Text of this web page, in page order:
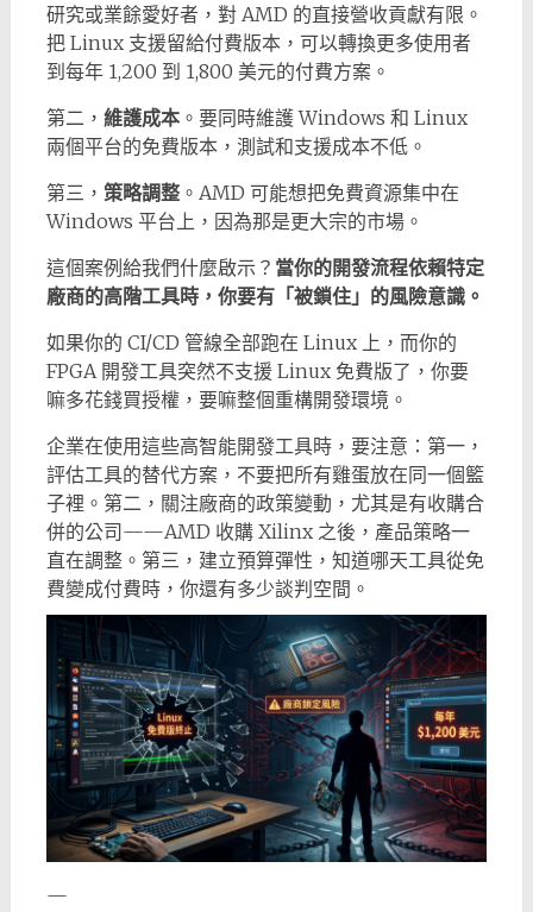
研究或業餘愛好者，對 AMD 的直接營收貢獻有限。
把 Linux 支援留給付費版本，可以轉換更多使用者
到每年 1,200 到 1,800 美元的付費方案。
第二， 維護成本。要同時維護 Windows 和 Linux
兩個平台的免費版本，測試和支援成本不低。
第三， 策略調整。AMD 可能想把免費資源集中在
Windows 平台上，因為那是更大宗的市場。
這個案例給我們什麼啟示？ 當你的開發流程依賴特定
廠商的高階工具時，你要有「被鎖住」的風險意識。
如果你的 CI/CD 管線全部跑在 Linux 上，而你的
FPGA 開發工具突然不支援 Linux 免費版了，你要
嘛多花錢買授權，要嘛整個重構開發環境。
企業在使用這些高智能開發工具時，要注意：第一，
評估工具的替代方案，不要把所有雞蛋放在同一個籃
子裡。第二，關注廠商的政策變動，尤其是有收購合
併的公司——AMD 收購 Xilinx 之後，產品策略一
直在調整。第三，建立預算彈性，知道哪天工具從免
費變成付費時，你還有多少談判空間。
—